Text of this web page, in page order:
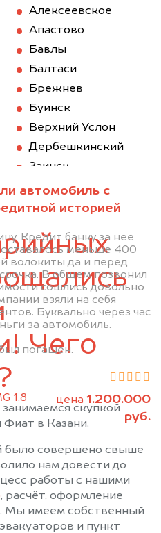
автомобиль с
историей
Кредит банку за нее
меньше 400
волокиты да и перед
В общем позвонил
сошлись довольно
взяли на себя
Буквально через час
за автомобиль.
погашен.
1.8
цена 1.200.000
руб.
Алексеевское
Апастово
Бавлы
Балтаси
Брежнев
Буинск
Верхний Услон
Дербешкинский
Заинск
Казань
Карабаш (Татарстан)
Лаишево
Мамадыш
Мензелинск
Набережные Челны
Новошешминск
Пестрецы
Чистополь
Чего
скупкой
Фиат в Казани.
было совершено свыше
нам довести до
работы с нашими
, расчёт, оформление
Мы имеем собственный
и пункт